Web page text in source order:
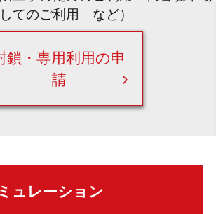
てのご利用 など）
鎖・専用利用の申
請
ュレーション